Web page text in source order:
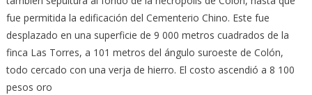
fue permitida la edificación del Cementerio Chino. Este fue
desplazado en una superficie de 9 000 metros cuadrados de la
finca Las Torres, a 101 metros del ángulo suroeste de Colón,
todo cercado con una verja de hierro. El costo ascendió a 8 100
pesos oro